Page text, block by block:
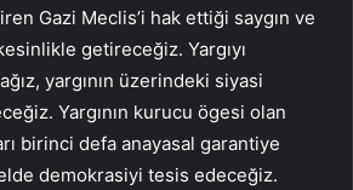
Gazi Meclis’i hak ettiği saygın ve
getireceğiz. Yargıyı
yargının üzerindeki siyasi
Yargının kurucu ögesi olan
birinci defa anayasal garantiye
demokrasiyi tesis edeceğiz.